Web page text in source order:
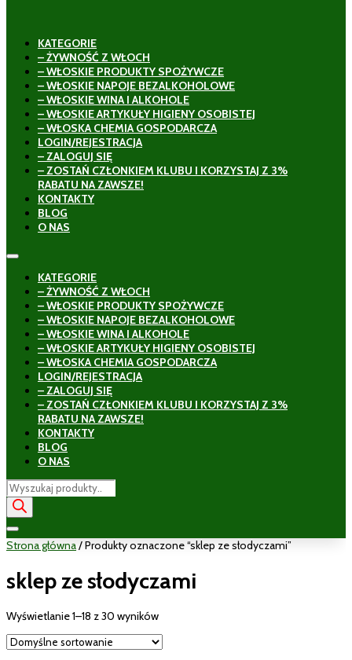
KATEGORIE
– ŻYWNOŚĆ Z WŁOCH
– WŁOSKIE PRODUKTY SPOŻYWCZE
– WŁOSKIE NAPOJE BEZALKOHOLOWE
– WŁOSKIE WINA I ALKOHOLE
– WŁOSKIE ARTYKUŁY HIGIENY OSOBISTEJ
– WŁOSKA CHEMIA GOSPODARCZA
LOGIN/REJESTRACJA
– ZALOGUJ SIĘ
– ZOSTAŃ CZŁONKIEM KLUBU I KORZYSTAJ Z 3%
RABATU NA ZAWSZE!
KONTAKTY
BLOG
O NAS
KATEGORIE
– ŻYWNOŚĆ Z WŁOCH
– WŁOSKIE PRODUKTY SPOŻYWCZE
– WŁOSKIE NAPOJE BEZALKOHOLOWE
– WŁOSKIE WINA I ALKOHOLE
– WŁOSKIE ARTYKUŁY HIGIENY OSOBISTEJ
– WŁOSKA CHEMIA GOSPODARCZA
LOGIN/REJESTRACJA
– ZALOGUJ SIĘ
– ZOSTAŃ CZŁONKIEM KLUBU I KORZYSTAJ Z 3%
RABATU NA ZAWSZE!
KONTAKTY
BLOG
O NAS
Wyszukiwarka
produktów
Strona główna/ Produkty oznaczone “sklep ze słodyczami”
sklep ze słodyczami
Wyświetlanie 1–18 z 30 wyników